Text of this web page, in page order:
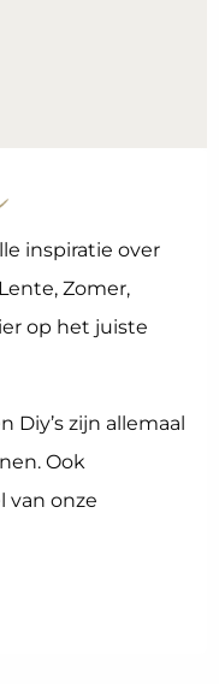
inspiratie over
Zomer,
op het juiste
Diy’s zijn allemaal
Ook
van onze